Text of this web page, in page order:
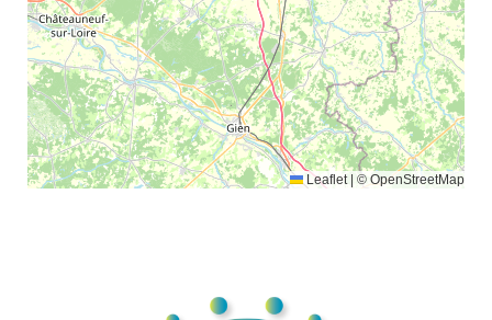
Leaflet © OpenStreetMap